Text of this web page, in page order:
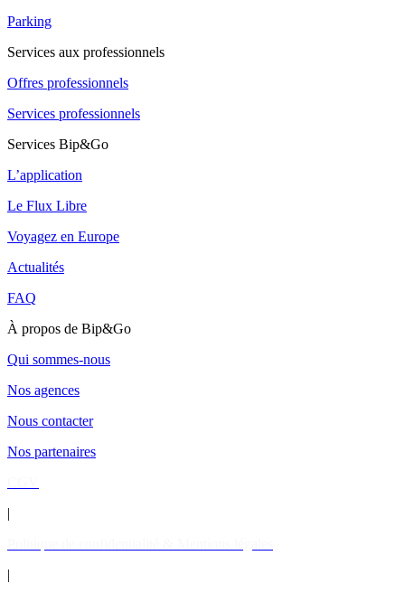
Parking
Services aux professionnels
Offres professionnels
Services professionnels
Services Bip&Go
L’application
Le Flux Libre
Voyagez en Europe
Actualités
FAQ
À propos de Bip&Go
Qui sommes-nous
Nos agences
Nous contacter
Nos partenaires
|
|